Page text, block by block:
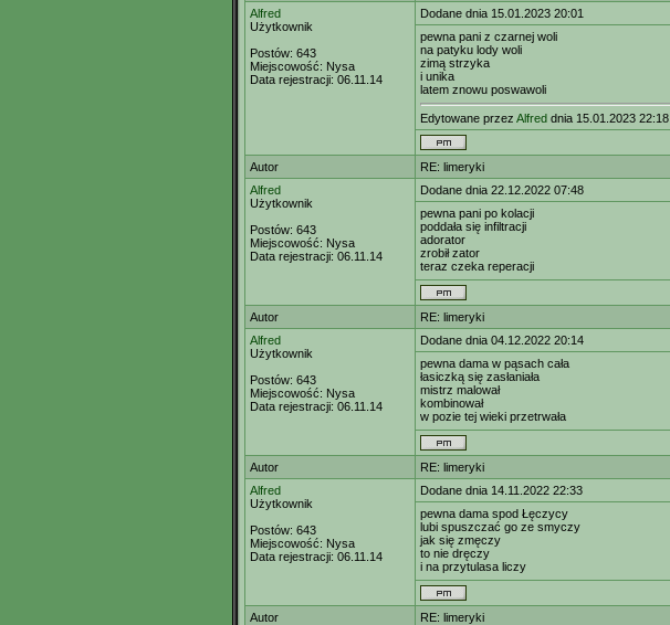
Alfred
Użytkownik
Postów: 643
Miejscowość: Nysa
Data rejestracji: 06.11.14
Dodane dnia 15.01.2023 20:01
pewna pani z czarnej woli
na patyku lody woli
zimą strzyka
i unika
latem znowu poswawoli
Edytowane przez Alfred dnia 15.01.2023 22:18
Autor
RE: limeryki
Alfred
Użytkownik
Postów: 643
Miejscowość: Nysa
Data rejestracji: 06.11.14
Dodane dnia 22.12.2022 07:48
pewna pani po kolacji
poddała się infiltracji
adorator
zrobił zator
teraz czeka reperacji
Autor
RE: limeryki
Alfred
Użytkownik
Postów: 643
Miejscowość: Nysa
Data rejestracji: 06.11.14
Dodane dnia 04.12.2022 20:14
pewna dama w pąsach cała
łasiczką się zasłaniała
mistrz malował
kombinował
w pozie tej wieki przetrwała
Autor
RE: limeryki
Alfred
Użytkownik
Postów: 643
Miejscowość: Nysa
Data rejestracji: 06.11.14
Dodane dnia 14.11.2022 22:33
pewna dama spod Łęczycy
lubi spuszczać go ze smyczy
jak się zmęczy
to nie dręczy
i na przytulasa liczy
Autor
RE: limeryki